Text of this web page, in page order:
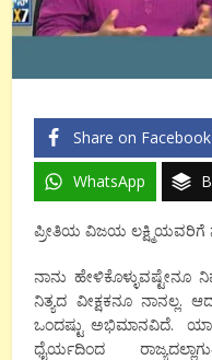
Share on Facebook
WhatsApp
ಪ್ರೀತಿಯ ವಿಜಯ ಲಕ್ಷ್ಮಿಯವರಿಗೆ
ನಾನು
ನಿತ್ಯದ ವೀಕ್ಷಕನೂ
ಒಂದಷ್ಟು ಅಭಿಮಾನವಿದೆ.
ಧೈರ್ಯದಿಂದ